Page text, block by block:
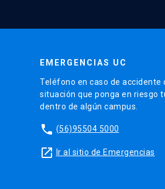
EMERGENCIAS UC
Teléfono en caso de accidente
situación que ponga en riesgo
dentro de algún campus.
phone (56)95504 5000
launch Ir al sitio de Emergencias